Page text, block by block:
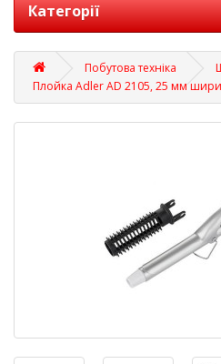
Категорії
Побутова техніка
Плойка Adler AD 2105, 25 мм